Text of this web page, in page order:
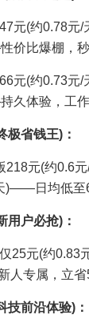
元(约0.78元/
价比爆棚，
元(约0.73元/
久体验，工
极省钱王)：
218元(约0.6
)——日均低至
用户必抢)：
25元(约0.83
专属，立省
技前沿体验)：